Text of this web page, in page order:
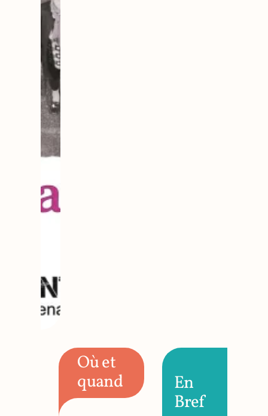
Où et
quand
En
Bref